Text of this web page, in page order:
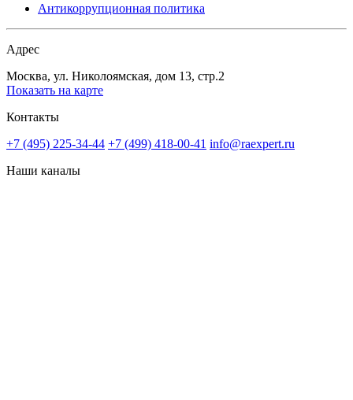
Антикоррупционная политика
Адрес
Москва, ул. Николоямская, дом 13, стр.2
Показать на карте
Контакты
+7 (495) 225-34-44 +7 (499) 418-00-41 info@raexpert.ru
Наши каналы